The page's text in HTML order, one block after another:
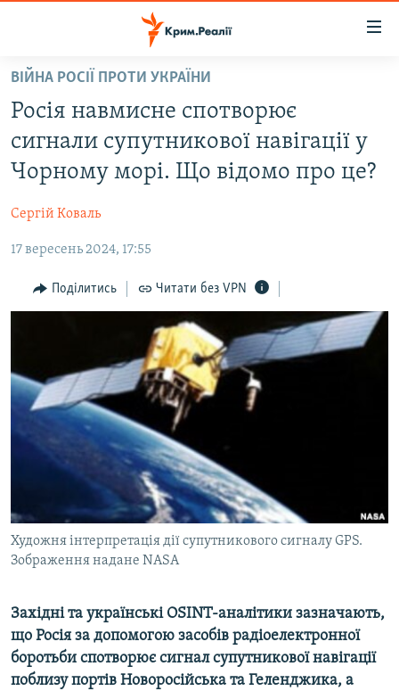
Перейти
основного
матеріалу
Перейти
основної
навігації
Перейти
пошуку
ВІДЕО ТА ФОТО
БЛОГИ
ПОГЛЯД
ІНТЕРВ'Ю
ДЕПОРТАЦІЯ
ВІДЕОУРОКИ «ELIFBE»
СВІДЧЕННЯ ОКУПАЦІЇ
УКРАЇНСЬКА ПРОБЛЕМА КРИМУ
ІНФОГРАФІКА
ЯК ОБІЙТИ БЛОКУВАННЯ
Русский
Qırımtatar
ДОЛУЧАЙСЯ!
ВІЙНА РОСІЇ ПРОТИ УКРАЇНИ
Росія навмисне спотворює
сигнали супутникової навігації у
Чорному морі. Що відомо про це?
Сергій Коваль
17 вересень 2024, 17:55
Поділитись Читати без VPN
Художня інтерпретація дії супутникового сигналу GPS.
Зображення надане NASA
Західні та українські OSINT-аналітики зазначають,
що Росія за допомогою засобів радіоелектронної
боротьби спотворює сигнал супутникової навігації
поблизу портів Новоросійська та Геленджика, а